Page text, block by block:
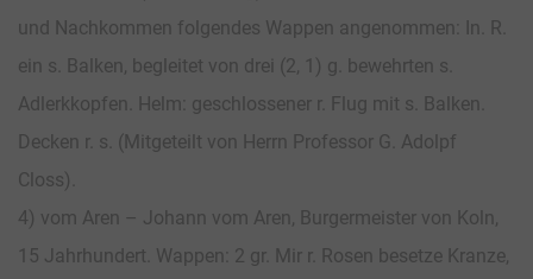
und Nachkommen folgendes Wappen angenommen: In. R.
ein s. Balken, begleitet von drei (2, 1) g. bewehrten s.
Adlerkkopfen. Helm: geschlossener r. Flug mit s. Balken.
Decken r. s. (Mitgeteilt von Herrn Professor G. Adolpf
Closs).
4) vom Aren – Johann vom Aren, Burgermeister von Koln,
15 Jahrhundert. Wappen: 2 gr. Mir r. Rosen besetze Kranze,